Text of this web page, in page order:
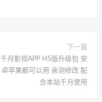
下一篇
千月影视APP H5版升级包 安
卓苹果都可以用 亲测修改 配
合本站千月使用